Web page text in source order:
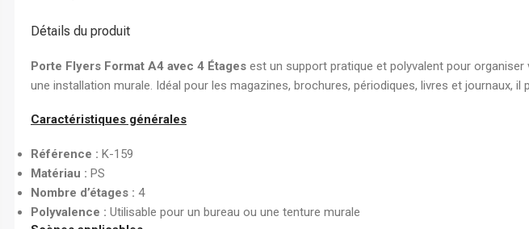
Ramette Chemise
Boîte Archive Cartonnée
Boîte Archive en Poly
Détails du produit
Porte Flyers Format A4 avec 4 Étages est un support pratique et polyvalent pour
une installation murale. Idéal pour les magazines, brochures, périodiques, livres et journaux,
Caractéristiques générales
Référence : K-159
Matériau : PS
Nombre d’étages : 4
Polyvalence : Utilisable pour un bureau ou une tenture murale